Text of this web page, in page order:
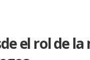
el rol de